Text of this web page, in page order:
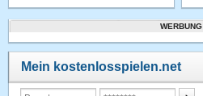
WERBUNG
Mein kostenlosspielen.net